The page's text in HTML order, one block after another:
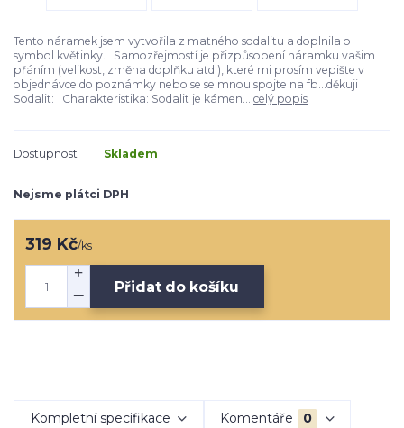
Tento náramek jsem vytvořila z matného sodalitu a doplnila o
symbol květinky. Samozřejmostí je přizpůsobení náramku vašim
přáním (velikost, změna doplňku atd.), které mi prosím vepište v
objednávce do poznámky nebo se se mnou spojte na fb...děkuji
Sodalit: Charakteristika: Sodalit je kámen... celý popis
Dostupnost Skladem
Nejsme plátci DPH
319 Kč/ks
Přidat do košíku
Kompletní specifikace Komentáře 0